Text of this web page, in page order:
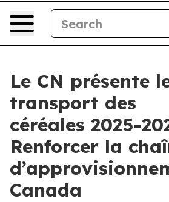
Le CN présente
transport des
céréales 2025-
Renforcer la
Canada